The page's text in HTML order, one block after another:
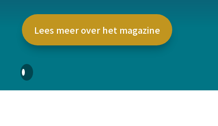
Lees meer over het magazine